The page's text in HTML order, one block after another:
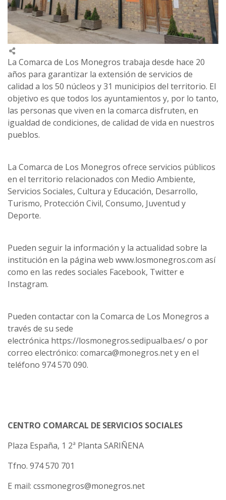
La Comarca de Los Monegros trabaja desde hace 20
años para garantizar la extensión de servicios de
calidad a los 50 núcleos y 31 municipios del territorio. El
objetivo es que todos los ayuntamientos y, por lo tanto,
las personas que viven en la comarca disfruten, en
igualdad de condiciones, de calidad de vida en nuestros
pueblos.
La Comarca de Los Monegros ofrece servicios públicos
en el territorio relacionados con Medio Ambiente,
Servicios Sociales, Cultura y Educación, Desarrollo,
Turismo, Protección Civil, Consumo, Juventud y
Deporte.
Pueden seguir la información y la actualidad sobre la
institución en la página web www.losmonegros.com así
como en las redes sociales Facebook, Twitter e
Instagram.
Pueden contactar con la Comarca de Los Monegros a
través de su sede
electrónica https://losmonegros.sedipualba.es/ o por
correo electrónico: comarca@monegros.net y en el
teléfono 974 570 090.
CENTRO COMARCAL DE SERVICIOS SOCIALES
Plaza España, 1 2ª Planta SARIÑENA
Tfno. 974 570 701
E mail: cssmonegros@monegros.net